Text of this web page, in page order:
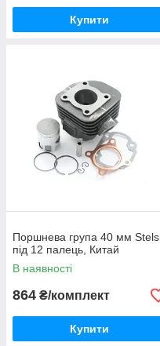
Купити
Поршнева група 40 мм Stels
під 12 палець, Китай
В наявності
864 ₴/комплект
Купити